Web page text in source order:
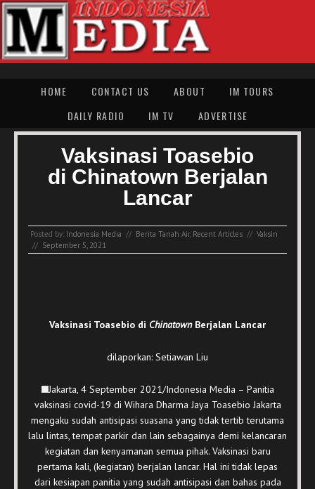
HOME CONTACT US ABOUT
IM TOURS
DAILY RADIO
IM TV ADVERTISE
Vaksinasi Toasebio
di Chinatown Berjalan
Lancar
Posted by: Indonesia Media // Berita Tanah Air, Recent Articles // Vaksin
// September 5, 2021
Vaksinasi Toasebio di Chinatown Berjalan Lancar
dilaporkan: Setiawan Liu
Jakarta, 4 September 2021/Indonesia Media – Panitia
vaksinasi covid-19 di Wihara Dharma Jaya Toasebio Jakarta
mengaku sudah antisipasi suasana yang tidak tertib terutama
lalu lintas, tempat parkir dan lain sebagainya demi kelancaran
kegiatan dan kenyamanan semua pihak. Vaksinasi baru
pertama kali, (kegiatan) berjalan lancar. Hal ini tidak lepas
dari kesiapan panitia yang sudah antisipasi dan bahas pada